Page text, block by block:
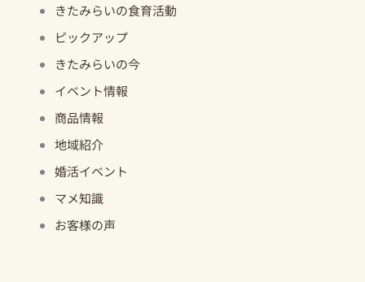
きたみらいの食育活動
ピックアップ
きたみらいの今
イベント情報
商品情報
地域紹介
婚活イベント
マメ知識
お客様の声